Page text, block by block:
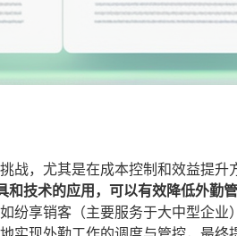
战，尤其是在成本控制和效益提升
和技术的应用，可以有效降低外勤
纷享销客（主要服务于大中型企